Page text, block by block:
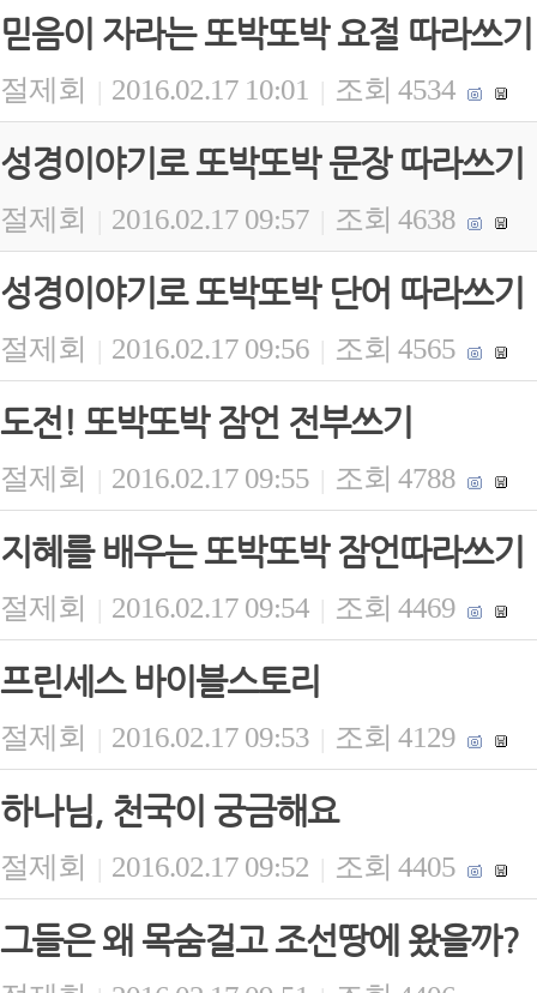
믿음이 자라는 또박또박 요절 따라쓰기
절제회 | 2016.02.17 10:01 | 조회 4534
성경이야기로 또박또박 문장 따라쓰기
절제회 2016.02.17 09:57 조회 4638
성경이야기로 또박또박 단어 따라쓰기
절제회 | 2016.02.17 09:56 | 조회 4565
도전! 또박또박 잠언 전부쓰기
절제회 | 2016.02.17 09:55 | 조회 4788
지혜를 배우는 또박또박 잠언따라쓰기
절제회 | 2016.02.17 09:54 | 조회 4469
프린세스 바이블스토리
절제회 | 2016.02.17 09:53 | 조회 4129
하나님, 천국이 궁금해요
절제회 | 2016.02.17 09:52 | 조회 4405
그들은 왜 목숨걸고 조선땅에 왔을까?